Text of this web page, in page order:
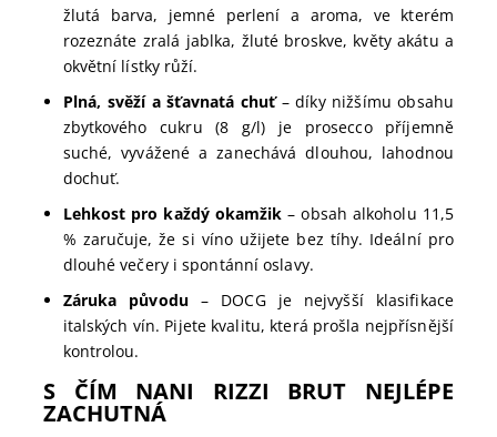
žlutá barva, jemné perlení a aroma, ve kterém
rozeznáte zralá jablka, žluté broskve, květy akátu a
okvětní lístky růží.
Plná, svěží a šťavnatá chuť– díky nižšímu obsahu
zbytkového cukru (8 g/l) je prosecco příjemně
suché, vyvážené a zanechává dlouhou, lahodnou
dochuť.
Lehkost pro každý okamžik – obsah alkoholu 11,5
% zaručuje, že si víno užijete bez tíhy. Ideální pro
dlouhé večery i spontánní oslavy.
Záruka původu– DOCG je nejvyšší klasifikace
italských vín. Pijete kvalitu, která prošla nejpřísnější
kontrolou.
S ČÍM NANI RIZZI BRUT NEJLÉPE
ZACHUTNÁ